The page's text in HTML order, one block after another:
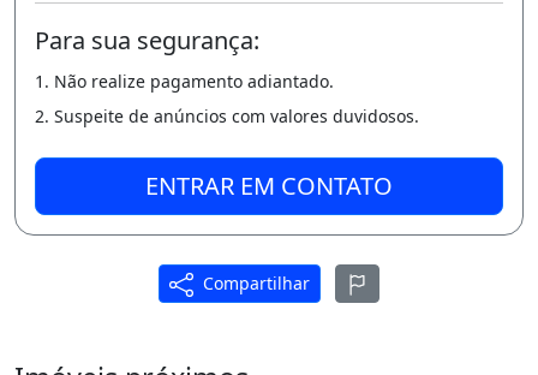
Vista para o lago
Para sua segurança:
1. Não realize pagamento adiantado.
2. Suspeite de anúncios com valores duvidosos.
ENTRAR EM CONTATO
Compartilhar